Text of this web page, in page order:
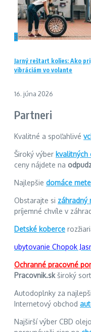
3
Jarný reštart kolies: Ako
vibráciám vo volante
16. júna 2026
Partneri
Kvalitné a spoľahlivé
Široký výber kvalitných
ceny nájdete na
Najlepšie domáce
Obstarajte si záhradný
príjemné chvíle v
Detské koberce
ubytovanie Chopok
Ochranné pracovné
Pracovnik.skširoký
Autodoplnky za
Internetový obchod
Najširší výber CBD